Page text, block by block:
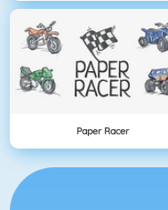
Paper Racer